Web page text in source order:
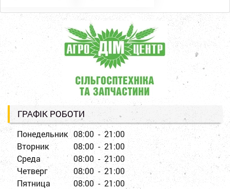
ГРАФІК РОБОТИ
Понедельник 08:00 - 21:00
Вторник
08:00 - 21:00
Среда
08:00 - 21:00
Четверг
08:00 - 21:00
Пятница
08:00 - 21:00